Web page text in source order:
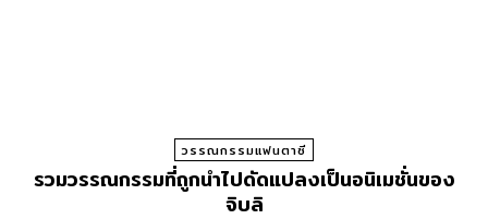
วรรณกรรมแฟนตาซี
รวมวรรณกรรมที่ถูกนำไปดัดแปลงเป็นอนิเมชั่นของ
จิบลิ